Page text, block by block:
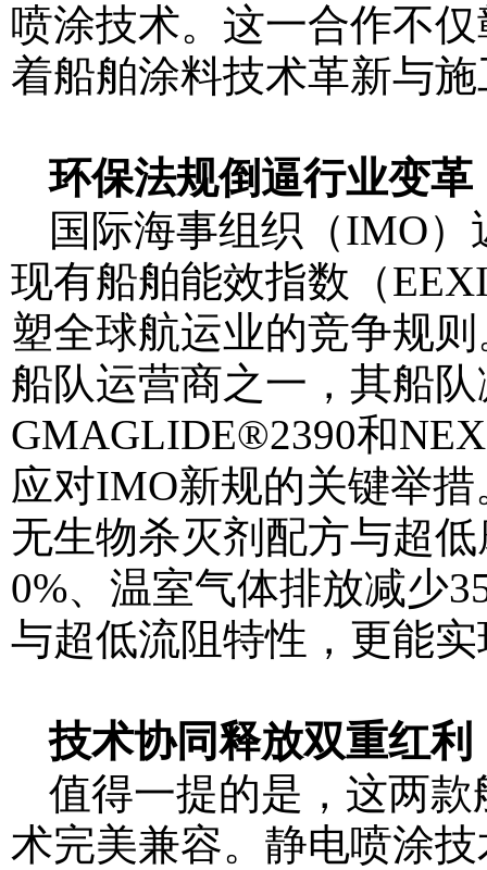
喷涂技术。这一合作不
着船舶涂料技术革新与
环保法规倒逼行业变革
国际海事组织（IMO
现有船舶能效指数（
塑全球航运业的竞争规
船队运营商之一，其船
GMAGLIDE®2390和
应对IMO新规的关键举
无生物杀灭剂配方与超
0%、温室气体排放减少
与超低流阻特性，更能
技术协同释放双重红利
值得一提的是，这两款
术完美兼容。静电喷涂